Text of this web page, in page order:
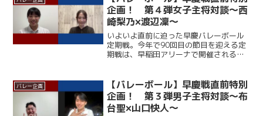
っている。一方の早大...
企画！ 第４弾女子主将対談～西
崎梨乃×渡辺凜～
いよいよ直前に迫った早慶バレーボール
定期戦。今年で90回目の節目を迎える定
期戦は、早稲田アリーナで開催される。
ており、打倒・ワセダに向けて勢いに乗
っている。一方の早大...
バレー企画
【バレーボール】早慶戦直前特別
企画！ 第３弾男子主将対談～布
台聖×山口快人～